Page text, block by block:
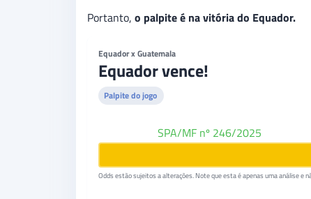
Portanto, o palpite é na vitória do Equador.
Equador x Guatemala
Equador vence!
Palpite do jogo
SPA/MF nº 246/2025
Odds estão sujeitos a alterações. Note que esta é apenas uma análise e